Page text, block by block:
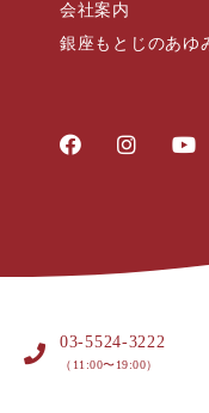
会社案内
銀座もとじのあゆ
03-5524-3222
（11:00〜19:00）